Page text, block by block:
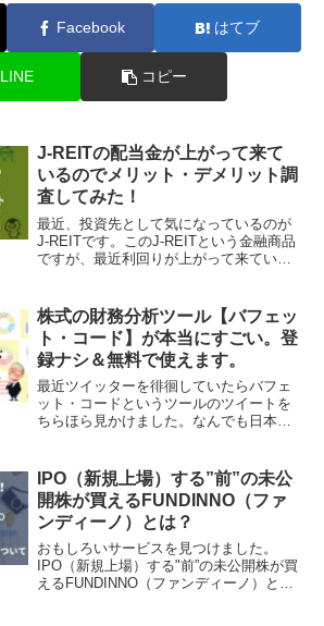
Facebook はてブ
LINE コピー
J-REITの配当金が上がって来て
いるのでメリット・デメリット調
査してみた！
最近、投資先として気になっているのが
J-REITです。このJ-REITという金融商品
ですが、最近利回りが上がって来ていて
い様子。なぜか人気がないJ-REITについ
て調べ...
株式の財務分析ツール【バフェッ
ト・コード】が本当にすごい。登
録ナシ＆無料で使えます。
最近ツイッターを徘徊していたらバフェ
ット・コードというツールのツイートを
ちらほら見かけました。なんでも日本企
ど....本当に便利すぎてビックリしまし
た。Yahooファイナ...
IPO（新規上場）する”前”の未公
開株が買えるFUNDINNO（ファ
ンディーノ）とは？
おもしろいサービスを見つけました。
IPO（新規上場）する"前”の未公開株が買
えるFUNDINNO（ファンディーノ）とい